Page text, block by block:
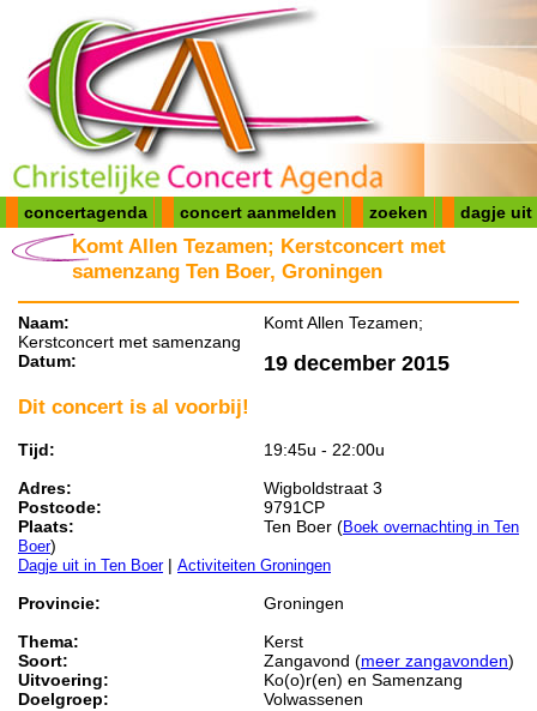
concertagenda concert aanmelden zoeken dagje uit
Komt Allen Tezamen; Kerstconcert met
samenzang Ten Boer, Groningen
Naam:
Komt Allen Tezamen;
Kerstconcert met samenzang
Datum:
19 december 2015
Dit concert is al voorbij!
Tijd:
19:45u - 22:00u
Adres:
Wigboldstraat 3
Postcode:
9791CP
Plaats:
Ten Boer (Boek overnachting in Ten
Boer)
Dagje uit in Ten Boer| Activiteiten Groningen
Provincie:
Groningen
Thema:
Kerst
Soort:
Zangavond (meer zangavonden)
Uitvoering:
Ko(o)r(en) en Samenzang
Doelgroep:
Volwassenen